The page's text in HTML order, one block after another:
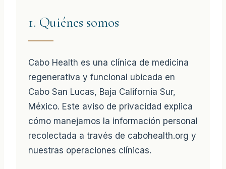
1. Quiénes somos
Cabo Health es una clínica de medicina
regenerativa y funcional ubicada en
Cabo San Lucas, Baja California Sur,
México. Este aviso de privacidad explica
cómo manejamos la información personal
recolectada a través de cabohealth.org y
nuestras operaciones clínicas.